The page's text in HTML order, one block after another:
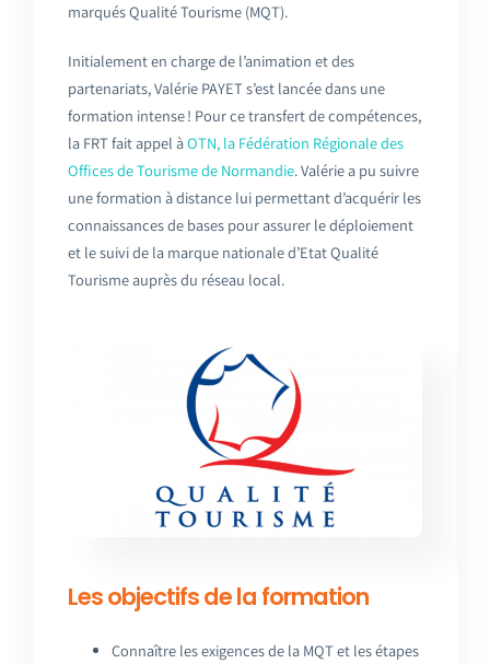
marqués Qualité Tourisme (MQT).
Initialement en charge de l’animation et des
partenariats, Valérie PAYET s’est lancée dans une
formation intense ! Pour ce transfert de compétences,
la FRT fait appel àOTN, la Fédération Régionale des
Offices de Tourisme de Normandie. Valérie a pu suivre
une formation à distance lui permettant d’acquérir les
connaissances de bases pour assurer le déploiement
et le suivi de la marque nationale d’Etat Qualité
Tourisme auprès du réseau local.
Les objectifsde la formation
Connaître les exigences de la MQT et les étapes